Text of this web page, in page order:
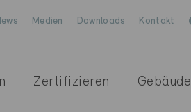
Medien Downloads Kontakt
Zertifizieren Gebäude